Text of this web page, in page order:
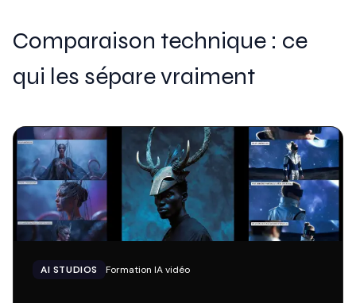
Comparaison technique : ce
qui les sépare vraiment
AI STUDIOS Formation IA vidéo